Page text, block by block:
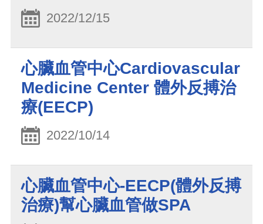
2022/12/15
心臟血管中心Cardiovascular
Medicine Center 體外反搏治
療(EECP)
2022/10/14
心臟血管中心-EECP(體外反搏
治療)幫心臟血管做SPA